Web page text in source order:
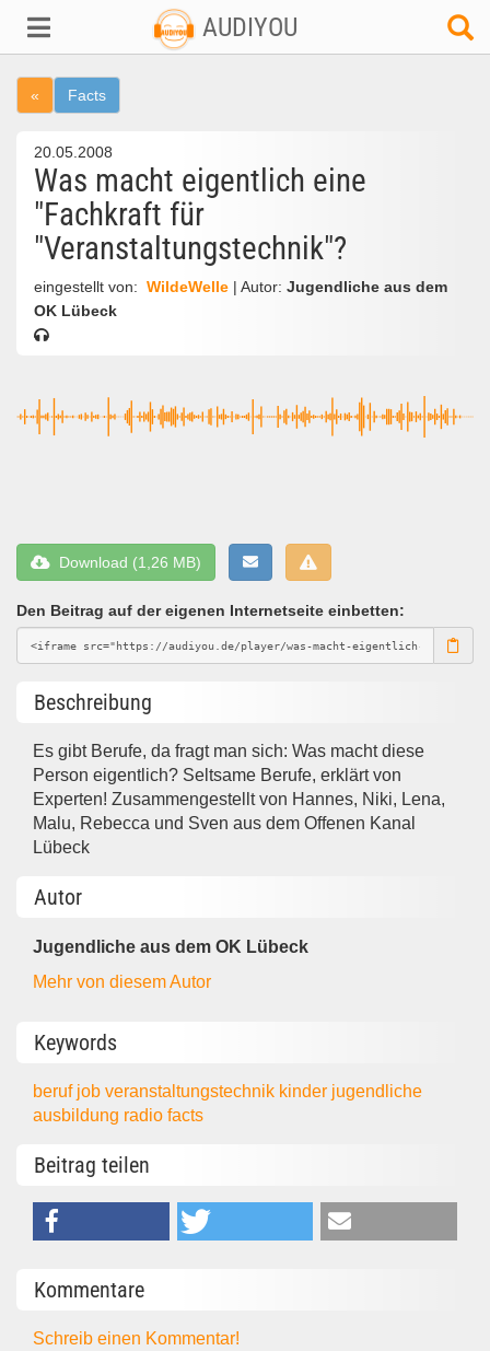
AUDIYOU
« Facts
20.05.2008
Was macht eigentlich eine
"Fachkraft für
"Veranstaltungstechnik"?
eingestellt von: WildeWelle | Autor: Jugendliche aus dem
OK Lübeck
Download (1,26 MB)
Den Beitrag auf der eigenen Internetseite einbetten:
Beschreibung
Es gibt Berufe, da fragt man sich: Was macht diese
Person eigentlich? Seltsame Berufe, erklärt von
Experten! Zusammengestellt von Hannes, Niki, Lena,
Malu, Rebecca und Sven aus dem Offenen Kanal
Lübeck
Autor
Jugendliche aus dem OK Lübeck
Mehr von diesem Autor
Keywords
beruf jobveranstaltungstechnik kinder jugendliche
ausbildung radiofacts
Beitrag teilen
Kommentare
Schreib einen Kommentar!